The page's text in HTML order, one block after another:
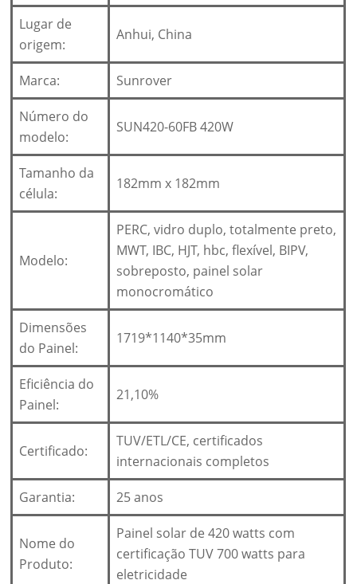
Lugar de
origem:
Anhui, China
Marca: Sunrover
Número do
modelo:
SUN420-60FB 420W
Tamanho da
célula:
182mm x 182mm
Modelo:
PERC, vidro duplo, totalmente preto,
MWT, IBC, HJT, hbc, flexível, BIPV,
sobreposto, painel solar
monocromático
Dimensões
do Painel:
1719*1140*35mm
Eficiência do
Painel:
21,10%
Certificado:
TUV/ETL/CE, certificados
internacionais completos
Garantia: 25 anos
Nome do
Produto:
Painel solar de 420 watts com
certificação TUV 700 watts para
eletricidade